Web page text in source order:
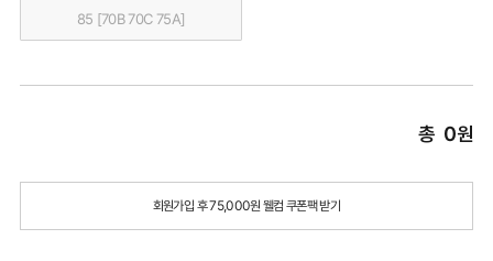
85 [70B 70C 75A]
총 0원
회원가입 후 75,000원 웰컴 쿠폰팩 받기